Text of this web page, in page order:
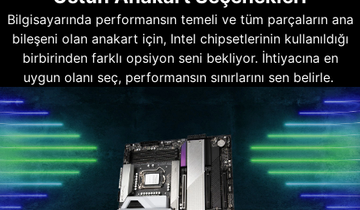
Bilgisayarında performansın temeli ve tüm parçaların ana
bileşeni olan anakart için, Intel chipsetlerinin kullanıldığı
birbirinden farklı opsiyon seni bekliyor. İhtiyacına en
uygun olanı seç, performansın sınırlarını sen belirle.